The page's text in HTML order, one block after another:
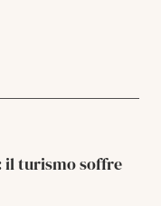
il turismo soffre